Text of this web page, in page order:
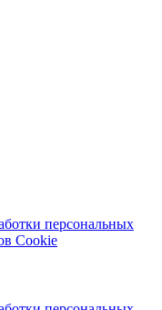
персональных
Cookie